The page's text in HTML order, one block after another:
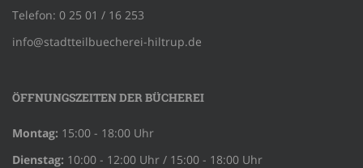
Telefon: 0 25 01 / 16 253
info@stadtteilbuecherei-hiltrup.de
ÖFFNUNGSZEITEN DER BÜCHEREI
Montag: 15:00 - 18:00 Uhr
Dienstag: 10:00 - 12:00 Uhr / 15:00 - 18:00 Uhr